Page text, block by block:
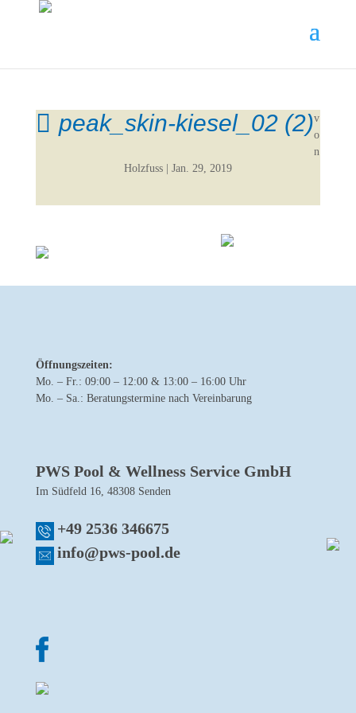
peak_skin-kiesel_02 (2)v
o
n
Holzfuss| Jan. 29, 2019
Öffnungszeiten:
Mo. – Fr.: 09:00 – 12:00 & 13:00 – 16:00 Uhr
Mo. – Sa.: Beratungstermine nach Vereinbarung
PWS Pool & Wellness Service GmbH
Im Südfeld 16, 48308 Senden
+49 2536 346675
info@pws-pool.de